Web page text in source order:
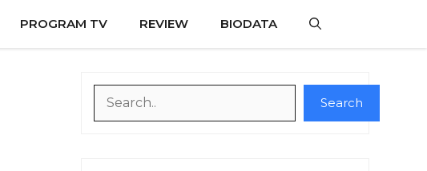
PROGRAM TV REVIEW BIODATA
Search